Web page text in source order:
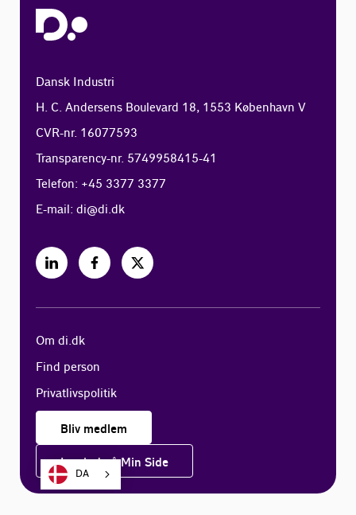
Dansk Industri
H. C. Andersens Boulevard 18, 1553 København V
CVR-nr. 16077593
Transparency-nr. 5749958415-41
Telefon: +45 3377 3377
E-mail:di@di.dk
Om di.dk
Find person
Privatlivspolitik
Bliv medlem
Log ind på Min Side
DA